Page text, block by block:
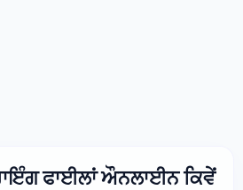
ਫਾਈਲਾਂ ਔਨਲਾਈਨ ਕਿਵੇਂ